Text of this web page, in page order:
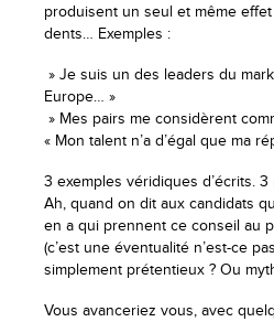
produisent un seul et même
dents… Exemples :
» Je suis un des leaders du
Europe… »
» Mes pairs me considèrent
« Mon talent n’a d’égal que ma
3 exemples véridiques d’écrits.
Ah, quand on dit aux candidats
en a qui prennent ce conseil au
(c’est une éventualité n’est-ce
simplement prétentieux ? Ou
Vous avanceriez vous, avec